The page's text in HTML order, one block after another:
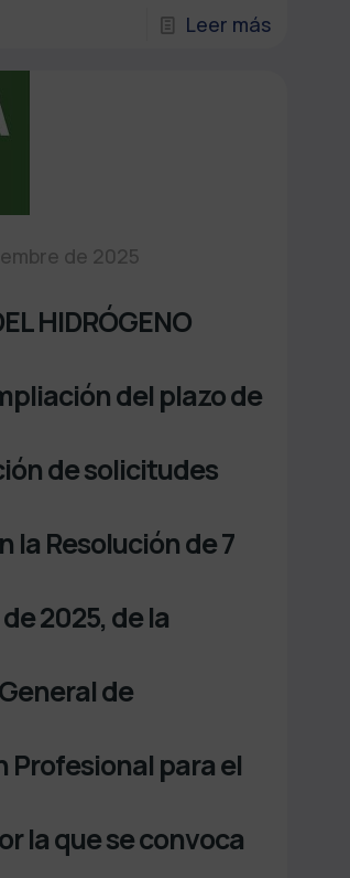
Leer más
de 2025
HIDRÓGENO
del plazo de
de solicitudes
la Resolución de 7
2025, de la
de
Profesional para el
la que se convoca